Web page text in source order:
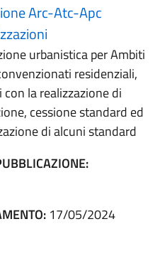
Arc-Atc-Apc
urbanistica per Ambiti
residenziali,
la realizzazione di
cessione standard ed
di alcuni standard
17/05/2024